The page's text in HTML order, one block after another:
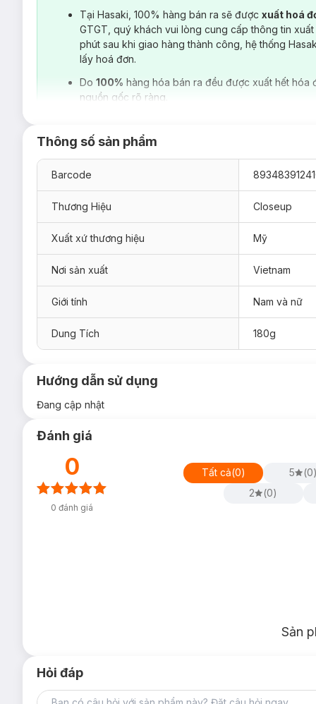
Tại Hasaki, 100% hàng bán ra sẽ được xuất hoá
GTGT, quý khách vui lòng cung cấp thông tin
phút sau khi giao hàng thành công, hệ thống
lấy hoá đơn.
Do 100% hàng hóa bán ra đều được xuất hết hóa
nguồn gốc rõ ràng.
Thông số sản phẩm
Barcode
Thương Hiệu Closeup
Xuất xứ thương hiệu Mỹ
Nơi sản xuất Vietnam
Giới tính Nam và nữ
Dung Tích 180g
Hướng dẫn sử dụng
Đang cập nhật
Đánh giá
0
0 đánh giá
Tất cả(0) 5 (0
2
(0)
Sản
Hỏi đáp